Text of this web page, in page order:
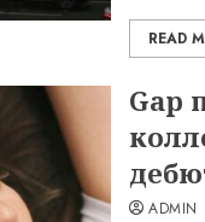
READ
Gap
ADMIN